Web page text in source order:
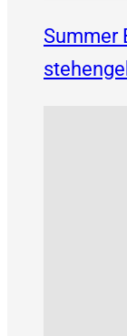
Summer